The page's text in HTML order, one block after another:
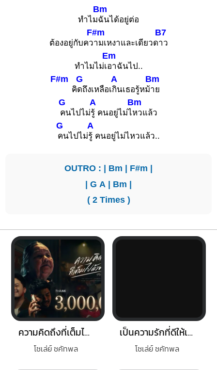
ทำไม
Bm
ฉันได้อยู่ต่อ
ต้องอยู่กับคว
F#m
ามเหงาและเดียวด
B7
าว
ทำไมไม่เ
Em
อาฉันไป..
F#m
คิ
G
ดถึงเหลือเ
A
กินเธอรู้หม้
Bm
าย
G
คนไปไม่
A
รู้ คนอยู่ไม่ไ
Bm
หวแล้ว
G
คนไปไม่
A
รู้ คนอยู่ไม่ไหวแล้ว..
OUTRO : | Bm | F#m |
| G A | Bm |
( 2 Times )
ความคิดถึงที่เต็มไปด้วยน้ำตา
โชเล่ย์ ชคัทพล
เป็นความรักที่ดีให้เธอไม่ได้เลย
โชเล่ย์ ชคัทพล